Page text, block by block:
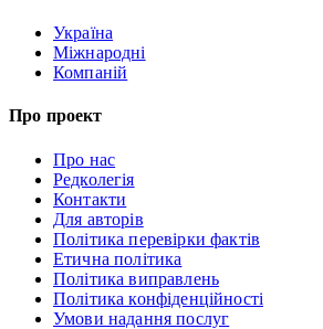
Україна
Міжнародні
Компаній
Про проект
Про нас
Редколегія
Контакти
Для авторів
Політика перевірки фактів
Етична політика
Політика виправлень
Політика конфіденційності
Умови надання послуг